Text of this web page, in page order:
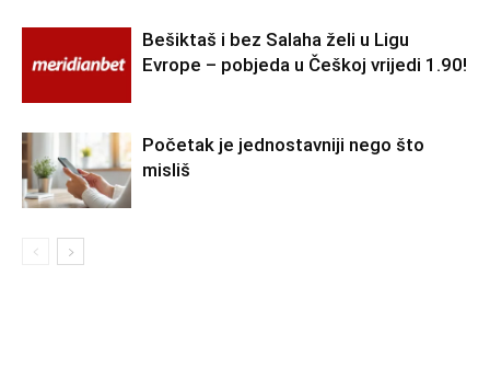
Bešiktaš i bez Salaha želi u Ligu
Evrope – pobjeda u Češkoj vrijedi 1.90!
Početak je jednostavniji nego što
misliš